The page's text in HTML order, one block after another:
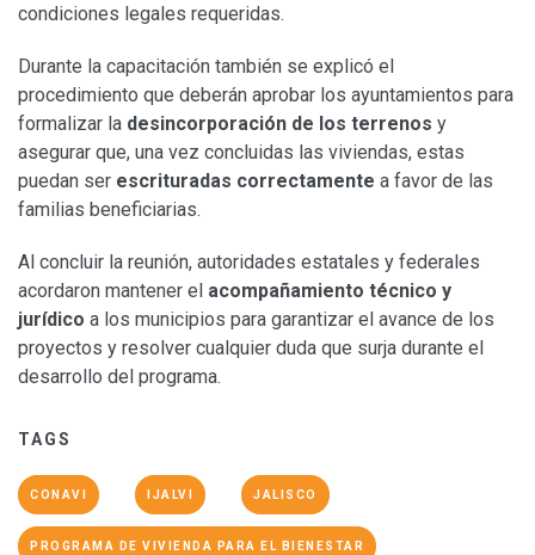
condiciones legales requeridas.
Durante la capacitación también se explicó el
procedimiento que deberán aprobar los ayuntamientos para
formalizar la desincorporación de los terrenos y
asegurar que, una vez concluidas las viviendas, estas
puedan ser escrituradas correctamente a favor de las
familias beneficiarias.
Al concluir la reunión, autoridades estatales y federales
acordaron mantener el acompañamiento técnico y
jurídico a los municipios para garantizar el avance de los
proyectos y resolver cualquier duda que surja durante el
desarrollo del programa.
TAGS
CONAVI IJALVI JALISCO
PROGRAMA DE VIVIENDA PARA EL BIENESTAR